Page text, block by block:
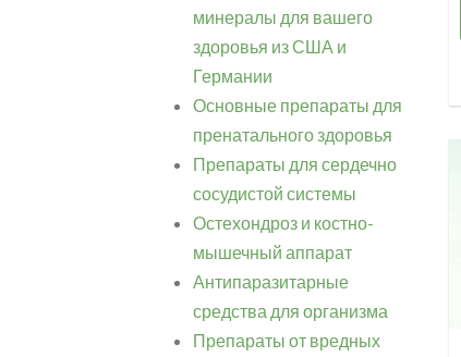
минералы для вашего
здоровья из США и
Германии
Основные препараты для
пренатального здоровья
Препараты для сердечно
сосудистой системы
Остехондроз и костно-
мышечный аппарат
Антипаразитарные
средства для организма
Препараты от вредных